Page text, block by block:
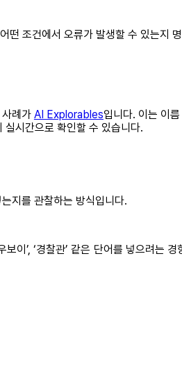
떤 조건에서 오류가 발생할 수 있는지
례가 AI Explorables입니다. 이는 이
시간으로 확인할 수 있습니다.
지를 관찰하는 방식입니다.
보이’, ‘경찰관’ 같은 단어를 넣으려는